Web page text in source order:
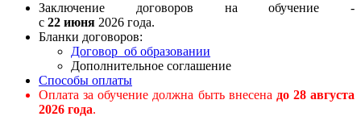
Заключение договоров на обучение -
с 22 июня 2026 года.
Бланки договоров:
Договор об образовании
Дополнительное соглашение
Способы оплаты
Оплата за обучение должна быть внесена до 28 августа
2026 года.